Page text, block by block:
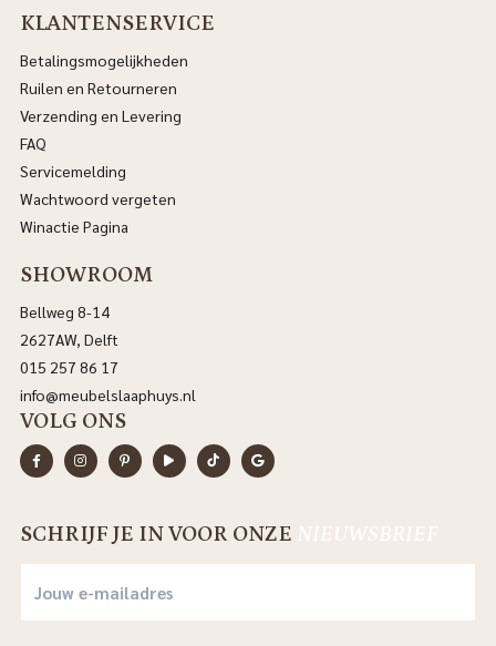
KLANTENSERVICE
Betalingsmogelijkheden
Ruilen en Retourneren
Verzending en Levering
FAQ
Servicemelding
Wachtwoord vergeten
Winactie Pagina
SHOWROOM
Bellweg 8-14
2627AW, Delft
015 257 86 17
info@meubelslaaphuys.nl
VOLG ONS
SCHRIJF JE IN VOOR ONZE NIEUWSBRIEF